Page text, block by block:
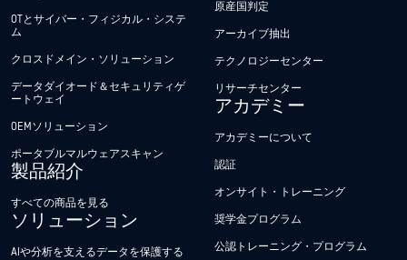
OTとサイバー・フィジカル・システ
ム
クロスドメイン・ソリューション
データダイオード＆セキュリティゲ
ートウェイ
OEMソリューション
ポータブルマルウェアスキャン
製品紹介
すべての商品を見る
ソリューション
AIや分析を支えるデータを保護する
原産国判定
アーカイブ抽出
テクノロジーセンター
リサーチセンター
アカデミー
アカデミーについて
認証
オンサイト・トレーニング
奨学金プログラム
公認トレーニング・プログラム